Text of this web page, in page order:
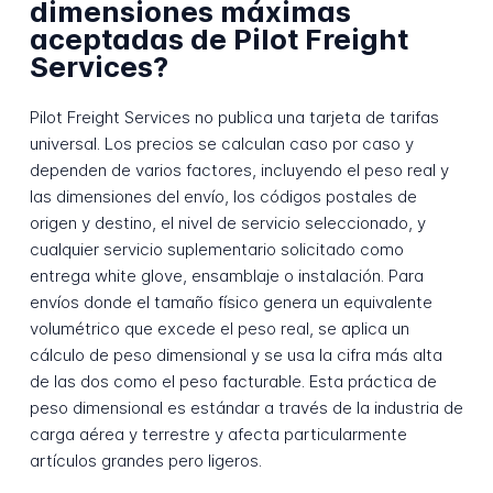
dimensiones máximas
aceptadas de Pilot Freight
Services?
Pilot Freight Services no publica una tarjeta de tarifas
universal. Los precios se calculan caso por caso y
dependen de varios factores, incluyendo el peso real y
las dimensiones del envío, los códigos postales de
origen y destino, el nivel de servicio seleccionado, y
cualquier servicio suplementario solicitado como
entrega white glove, ensamblaje o instalación. Para
envíos donde el tamaño físico genera un equivalente
volumétrico que excede el peso real, se aplica un
cálculo de peso dimensional y se usa la cifra más alta
de las dos como el peso facturable. Esta práctica de
peso dimensional es estándar a través de la industria de
carga aérea y terrestre y afecta particularmente
artículos grandes pero ligeros.